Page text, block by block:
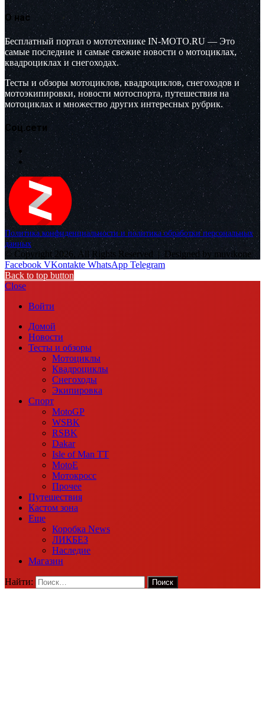
О нас
Бесплатный портал о мототехнике IN-MOTO.RU — Это
самые последние и самые свежие новости о мотоциклах,
квадроциклах и снегоходах.
Тесты и обзоры мотоциклов, квадроциклов, снегоходов и
мотоэкипировки, новости мотоспорта, путешествия на
мотоциклах и множество других интересных рубрик.
Соц.сети
Политика конфиденциальности и политика обработки персональных
данных
© Copyright 2026, All Rights Reserved | Designed by muvikone
Facebook VKontakte WhatsApp Telegram
Back to top button
Close
Войти
Домой
Новости
Тесты и обзоры
Мотоциклы
Квадроциклы
Снегоходы
Экипировка
Спорт
MotoGP
WSBK
RSBK
Dakar
Isle of Man TT
MotoE
Мотокросс
Прочее
Путешествия
Кастом зона
Еще
Коробка News
ЛИКБЕЗ
Наследие
Магазин
Найти: